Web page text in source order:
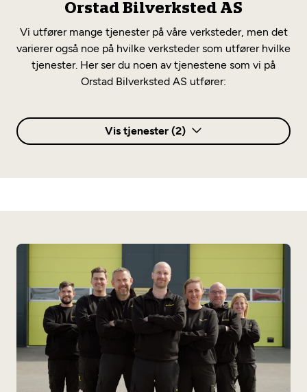
Orstad Bilverksted AS
Vi utfører mange tjenester på våre verksteder, men det
varierer også noe på hvilke verksteder som utfører hvilke
tjenester. Her ser du noen av tjenestene som vi på
Orstad Bilverksted AS utfører:
Vis tjenester (2)
Elbilsertifisert